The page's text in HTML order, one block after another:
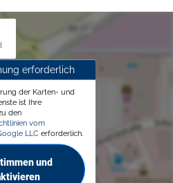
erforderlich
der Karten- und
ist Ihre
den
vom
LLC erforderlich.
und